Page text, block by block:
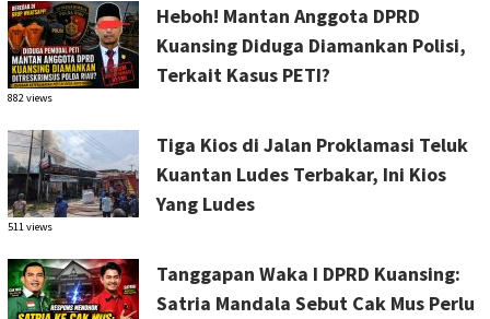
Heboh! Mantan Anggota DPRD
Kuansing Diduga Diamankan Polisi,
Terkait Kasus PETI?
882 views
Tiga Kios di Jalan Proklamasi Teluk
Kuantan Ludes Terbakar, Ini Kios
Yang Ludes
511 views
Tanggapan Waka I DPRD Kuansing:
Satria Mandala Sebut Cak Mus Perlu